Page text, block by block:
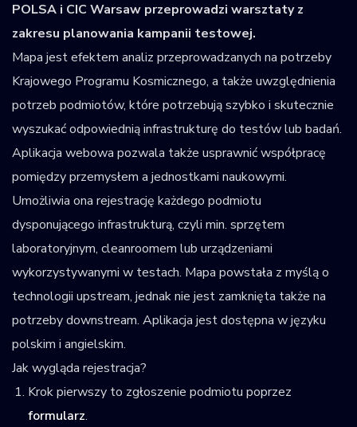
POLSA i CIC Warsaw przeprowadzi warsztaty z
zakresu planowania kampanii testowej.
Mapa jest efektem analiz przeprowadzanych na potrzeby
Krajowego Programu Kosmicznego, a także uwzględnienia
potrzeb podmiotów, które potrzebują szybko i skutecznie
wyszukać odpowiednią infrastrukturę do testów lub badań.
Aplikacja webowa pozwala także usprawnić współpracę
pomiędzy przemysłem a jednostkami naukowymi.
Umożliwia ona rejestrację każdego podmiotu
dysponującego infrastrukturą, czyli min. sprzętem
laboratoryjnym, cleanroomem lub urządzeniami
wykorzystywanymi w testach. Mapa powstała z myślą o
technologii upstream, jednak nie jest zamknięta także na
potrzeby downstream. Aplikacja jest dostępna w języku
polskim i angielskim.
Jak wygląda rejestracja?
Krok pierwszy to zgłoszenie podmiotu poprzez
formularz.